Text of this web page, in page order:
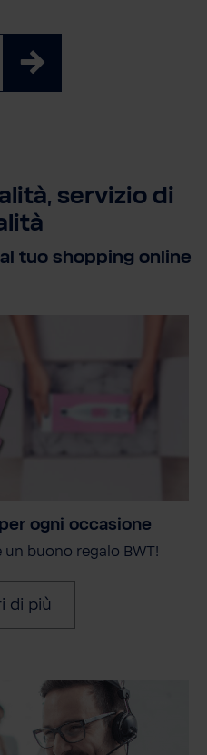
servizio di
tuo shopping online
ogni occasione
buono regalo BWT!
di più